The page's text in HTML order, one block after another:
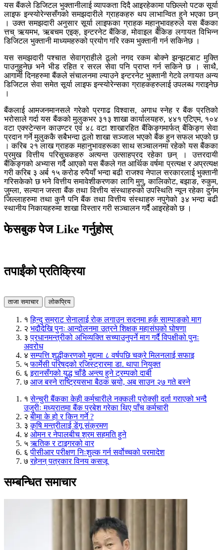
यस बैंकले डिजिटल भुक्तानीलाई व्यापकता दिदै आइरहेकामा पछिल्लो पटक सूर्या
लाइफ इन्स्योरेन्ससँगको समझदारीले ग्राहकहरु थप लाभान्वित हुने भएका छन्
। उक्त समझदारी अनुसार सूर्या लाइफका ग्राहक महानुभावहरुले यस बैंकका
त्तच् ऋयमभ, ऋबचम एइक्, इन्टरनेट बैंकिङ, मोवाइल बैंकिङ लगायत विभिन्न
डिजिटल भुक्तानी माध्यमहरुको प्रयोग गरि रकम भुक्तानी गर्न सकिनेछ ।
यस समझदारी पश्चात सेवाग्राहीले ठूलो नगद रकम बोक्ने झन्झटबाट मुक्ति
पाउनुहुनेछ भने भीड रहित र सरल सेवा पनि प्राप्त गर्न सकिने छ । साथै,
आगामी दिनहरुमा बैंकले संचालनमा ल्याउने इन्टरनेट भुक्तानी गेटवे लगायत अन्य
डिजिटल सेवा समेत सूर्या लाइफ इन्स्योरेन्सका ग्राहकहरुलाई उपलब्ध गराइनेछ
।
बैंकलाई आमजनमानसले गरेको प्रगाढ विश्वास, अगाध स्नेह र बैंक प्रतिको
भरोसाले गर्दा यस बैंकको मुलुकभर ३१३ शाखा कार्यालयहरु, ४४१ एटिएम, १०४
वटा एक्स्टेन्सन काउण्टर एवं ४८ वटा शाखारहित बैंकिङ्गमार्फत् बैंकिङ्ग सेवा
प्रदान गर्ने मुलुककै सबैभन्दा ठूलो शाखा सञ्जाल भएको बैंक हुन सफल भएको छ
। करिब २१ लाख ग्राहक महानुभावहरूका साथ सञ्चालनमा रहेको यस बैंकका
प्रमुख वित्तीय परिसूचकहरु अत्यन्त उत्साहप्रद रहेका छन् । उत्तरदायी
बैंकिङ्गको अभ्यास गर्दै आएको यस बैंकले गत आर्थिक वर्षमा प्रत्यक्ष र अप्रत्यक्ष
गरी करिब ३ अर्ब १५ करोड रुपैयाँ भन्दा बढी राजश्व नेपाल सरकारलाई भुक्तानी
गरिसकेको छ भने वित्तीय समावेशीकरणका लागि मुगु, कालिकोट, बझाङ, रुकुम,
जुम्ला, सल्यान जस्ता बैंक तथा वित्तीय संस्थाहरुको उपस्थिति न्यून रहेका दुर्गम
जिल्लाहरुमा तथा कुनै पनि बैंक तथा वित्तीय संस्थाहरु नपुगेको ३४ भन्दा बढी
स्थानीय निकायहरुमा शाखा विस्तार गरी सञ्चालन गर्दै आइरहेको छ ।
फेसबुक पेज Like गर्नुहोस्
तपाईंको प्रतिक्रिया
ताजा समाचार लोकप्रिय
१ हिन्दु सम्राट सेनालाई रोक लगाउन सदनमा हर्क साम्पाङको माग
२ भदौदेखि पुनः आन्दोलनमा उत्रने शिक्षक महासंघको घोषणा
३ प्रधानमन्त्रीको अभिव्यक्ति सच्याउनुपर्ने माग गर्दै विपक्षीको पुनः
अवरोध
४ सम्पत्ति शुद्धीकरणको मुद्दामा ८ वर्षपछि चक्रे मिलनलाई सफाइ
५ फार्मेसी परिषद्को रजिस्ट्रारमा डा. थापा नियुक्त
६ इरानसँगको युद्ध चाँडै अन्त्य हुने ट्रम्पको दाबी
७ आज बस्ने राष्ट्रियसभा बैठक सर्‍यो, अब साउन २७ गते बस्ने
१ सेन्चुरी बैंकका केही कर्मचारीले नक्कली प्रोक्सी दर्ता गराएको भन्दै
उजुरीः मध्यरातमा बैंक प्रबेश गरेका थिए पाँच कर्मचारी
२ बीमा के हो र किन गर्ने ?
३ कृषि मन्त्रीलाई डेंगू संक्रमण
४ ओमन र नेपालबीच श्रम सहमति हुने
५ ऋतिक र टाइगरको वार
६ पीसीआर परीक्षण निःशुल्क गर्न सर्वोच्चको परमादेश
७ रहेनन् पत्रकार विनय कसजू
सम्बन्धित समाचार